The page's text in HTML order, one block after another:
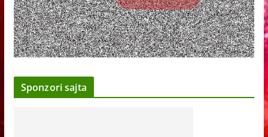
Sponzori sajta